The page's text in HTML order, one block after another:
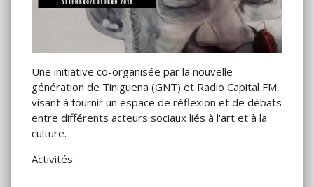
Une initiative co-organisée par la nouvelle
génération de Tiniguena (GNT) et Radio Capital FM,
visant à fournir un espace de réflexion et de débats
entre différents acteurs sociaux liés à l'art et à la
culture.
Activités: